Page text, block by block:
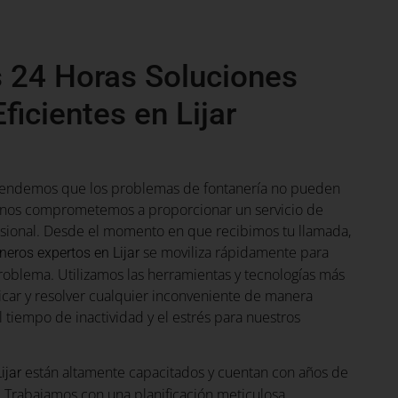
Horas Soluciones
en Lijar
que los problemas de fontanería no pueden
comprometemos a proporcionar un servicio de
Desde el momento en que recibimos tu llamada,
expertos en Lijar se moviliza rápidamente para
Utilizamos las herramientas y tecnologías más
y resolver cualquier inconveniente de manera
de inactividad y el estrés para nuestros
están altamente capacitados y cuentan con años de